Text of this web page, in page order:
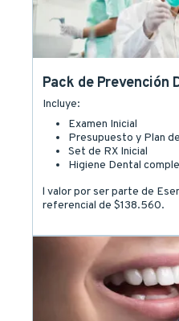
Pack de Prevención
Incluye:
Examen Inicial
Presupuesto y Plan
Set de RX Inicial
Higiene Dental
l valor por ser parte de
referencial de $138.560.